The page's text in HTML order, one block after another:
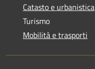
Catasto e urbanistica
Turismo
Mobilità e trasporti